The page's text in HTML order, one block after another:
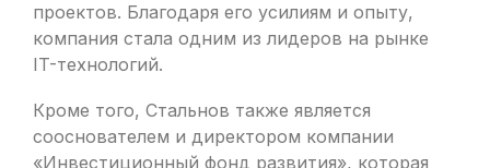
проектов. Благодаря его усилиям и опыту,
компания стала одним из лидеров на рынке
IT-технологий.
Кроме того, Стальнов также является
сооснователем и директором компании
«Инвестиционный фонд развития», которая